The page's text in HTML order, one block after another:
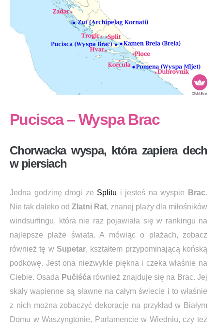
Pucisca–Wyspa Brac
Chorwacka wyspa, która zapiera dech
w piersiach
Jedna godzinę drogi ze Splitu i jesteś na wyspie Brac.
Nie tak daleko od Zlatni Rat, znanej plaży dla miłośników
windsurfingu, która nie raz pojawiała się w rankingu na
najlepsze plaże świata. A mówiąc o plażach, zobacz
również tę w Supetar, kształtem przypominającą końską
podkowę. Jest ona niezwykle piękna i czeka właśnie na
Ciebie. Osada Pučiśća również znajduje się na Brac. Jej
skały wapienne są sławne na całym świecie i to właśnie
z nich można zobaczyć dekoracje na przykład w Białym
Domu w Waszyngtonie, Parlamencie w Wiedniu, czy też